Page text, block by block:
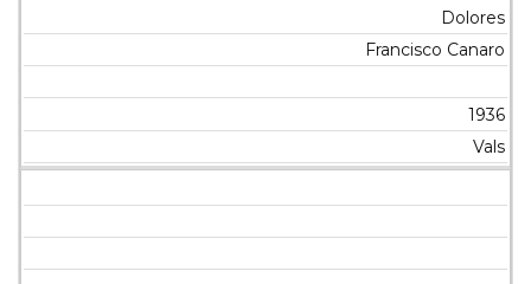
Dolores
Francisco Canaro
1936
Vals